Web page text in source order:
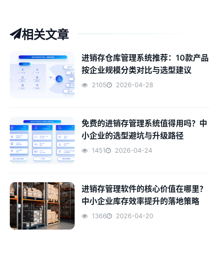
相关文章
进销存仓库管理系统推荐：10款产品
按企业规模分类对比与选型建议
2105 2026-04-28
免费的进销存管理系统值得用吗？中
小企业的选型避坑与升级路径
1451 2026-04-24
进销存管理软件的核心价值在哪里？
中小企业库存效率提升的落地策略
1366 2026-04-20